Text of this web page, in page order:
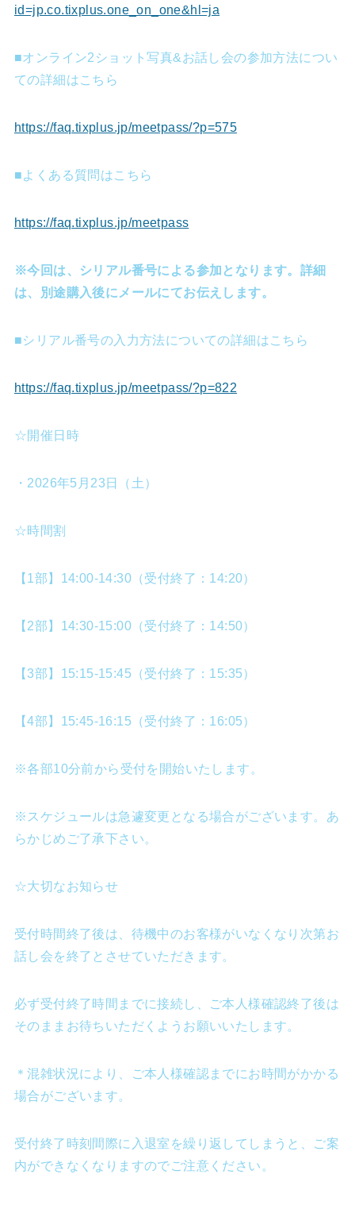
id=jp.co.tixplus.one_on_one&hl=ja
■オンライン2ショット写真&お話し会の参加方法につい
ての詳細はこちら
https://faq.tixplus.jp/meetpass/?p=575
■よくある質問はこちら
https://faq.tixplus.jp/meetpass
※今回は、シリアル番号による参加となります。詳細
は、別途購入後にメールにてお伝えします。
■シリアル番号の入力方法についての詳細はこちら
https://faq.tixplus.jp/meetpass/?p=822
☆開催日時
・2026年5月23日（土）
☆時間割
【1部】14:00-14:30（受付終了：14:20）
【2部】14:30-15:00（受付終了：14:50）
【3部】15:15-15:45（受付終了：15:35）
【4部】15:45-16:15（受付終了：16:05）
※各部10分前から受付を開始いたします。
※スケジュールは急遽変更となる場合がございます。あ
らかじめご了承下さい。
☆大切なお知らせ
受付時間終了後は、待機中のお客様がいなくなり次第お
話し会を終了とさせていただきます。
必ず受付終了時間までに接続し、ご本人様確認終了後は
そのままお待ちいただくようお願いいたします。
＊混雑状況により、ご本人様確認までにお時間がかかる
場合がございます。
受付終了時刻間際に入退室を繰り返してしまうと、ご案
内ができなくなりますのでご注意ください。